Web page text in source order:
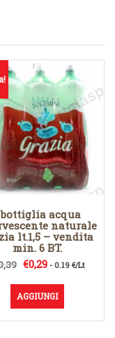
bottiglia acqua
naturale
lt.1,5 – vendita
min. 6 BT.
Il
originale
era:
€0,39.
€0,29Il
attuale
è:
€0,29.
- 0.19 €/Lt
AGGIUNGI